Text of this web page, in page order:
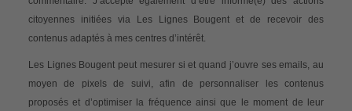
citoyennes initiées via Les Lignes Bougent et de recevoir des
contenus adaptés à mes centres d’intérêt.
Les Lignes Bougent peut mesurer si et quand j’ouvre ses emails, au
moyen de pixels de suivi, afin de personnaliser les contenus
proposés et d’optimiser la fréquence ainsi que le moment de leur